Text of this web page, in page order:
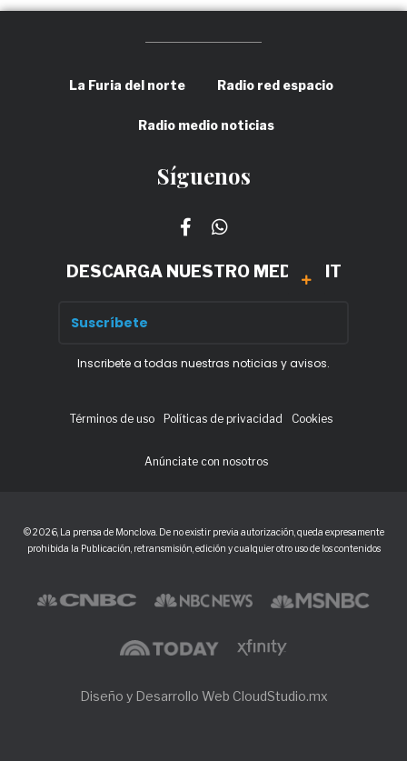
La Furia del norte Radio red espacio
Radio medio noticias
Síguenos
DESCARGA NUESTRO MEDIA KIT
Inscribete a todas nuestras noticias y avisos.
Términos de uso Políticas de privacidad Cookies
Anúnciate con nosotros
© 2026, La prensa de Monclova. De no existir previa autorización, queda expresamente
prohibida la Publicación, retransmisión, edición y cualquier otro uso de los contenidos
Diseño y Desarrollo Web CloudStudio.mx